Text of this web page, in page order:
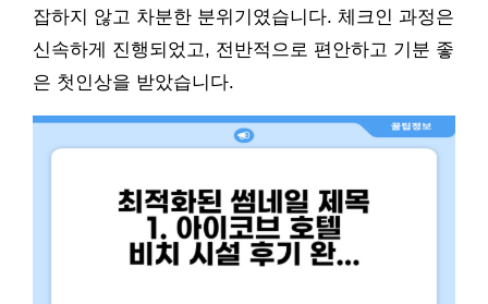
잡하지 않고 차분한 분위기였습니다. 체크인 과정은
신속하게 진행되었고, 전반적으로 편안하고 기분 좋
은 첫인상을 받았습니다.